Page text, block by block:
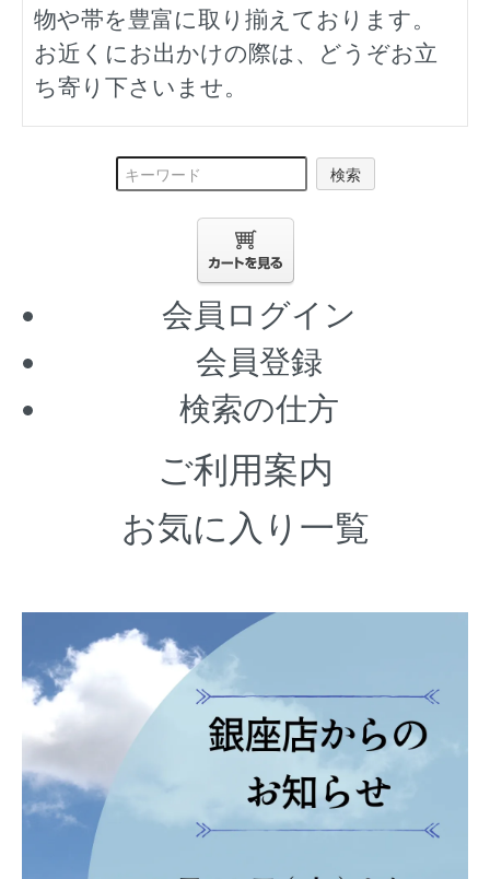
物や帯を豊富に取り揃えております。
お近くにお出かけの際は、どうぞお立
ち寄り下さいませ。
検索
会員ログイン
会員登録
検索の仕方
ご利用案内
お気に入り一覧